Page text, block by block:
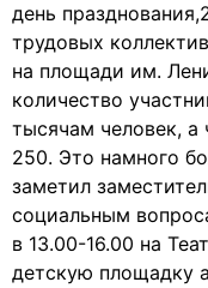
день
трудовых
на площади им.
количество
тысячам человек, а
250. Это намного
заметил
социальным
в 13.00-16.00 на
детскую площадку